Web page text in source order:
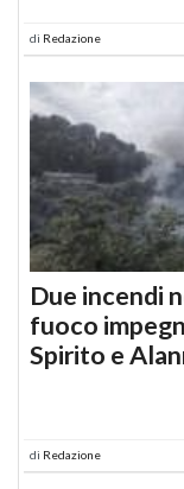
di Redazione
Due incendi
fuoco
Spirito e
di Redazione